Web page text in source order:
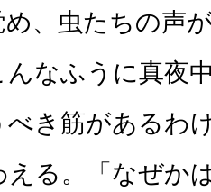
、虫たちの声
んなふうに真夜
べき筋があるわ
える。「なぜか